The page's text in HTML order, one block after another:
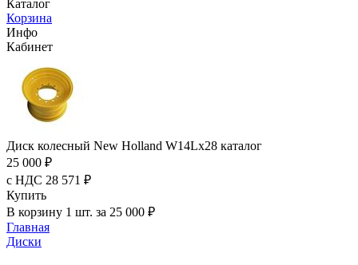
Каталог
Корзина
Инфо
Кабинет
Диск колесный New Holland W14Lx28 каталог
25 000 ₽
с НДС 28 571 ₽
Купить
В корзину 1 шт. за 25 000 ₽
Главная
Диски